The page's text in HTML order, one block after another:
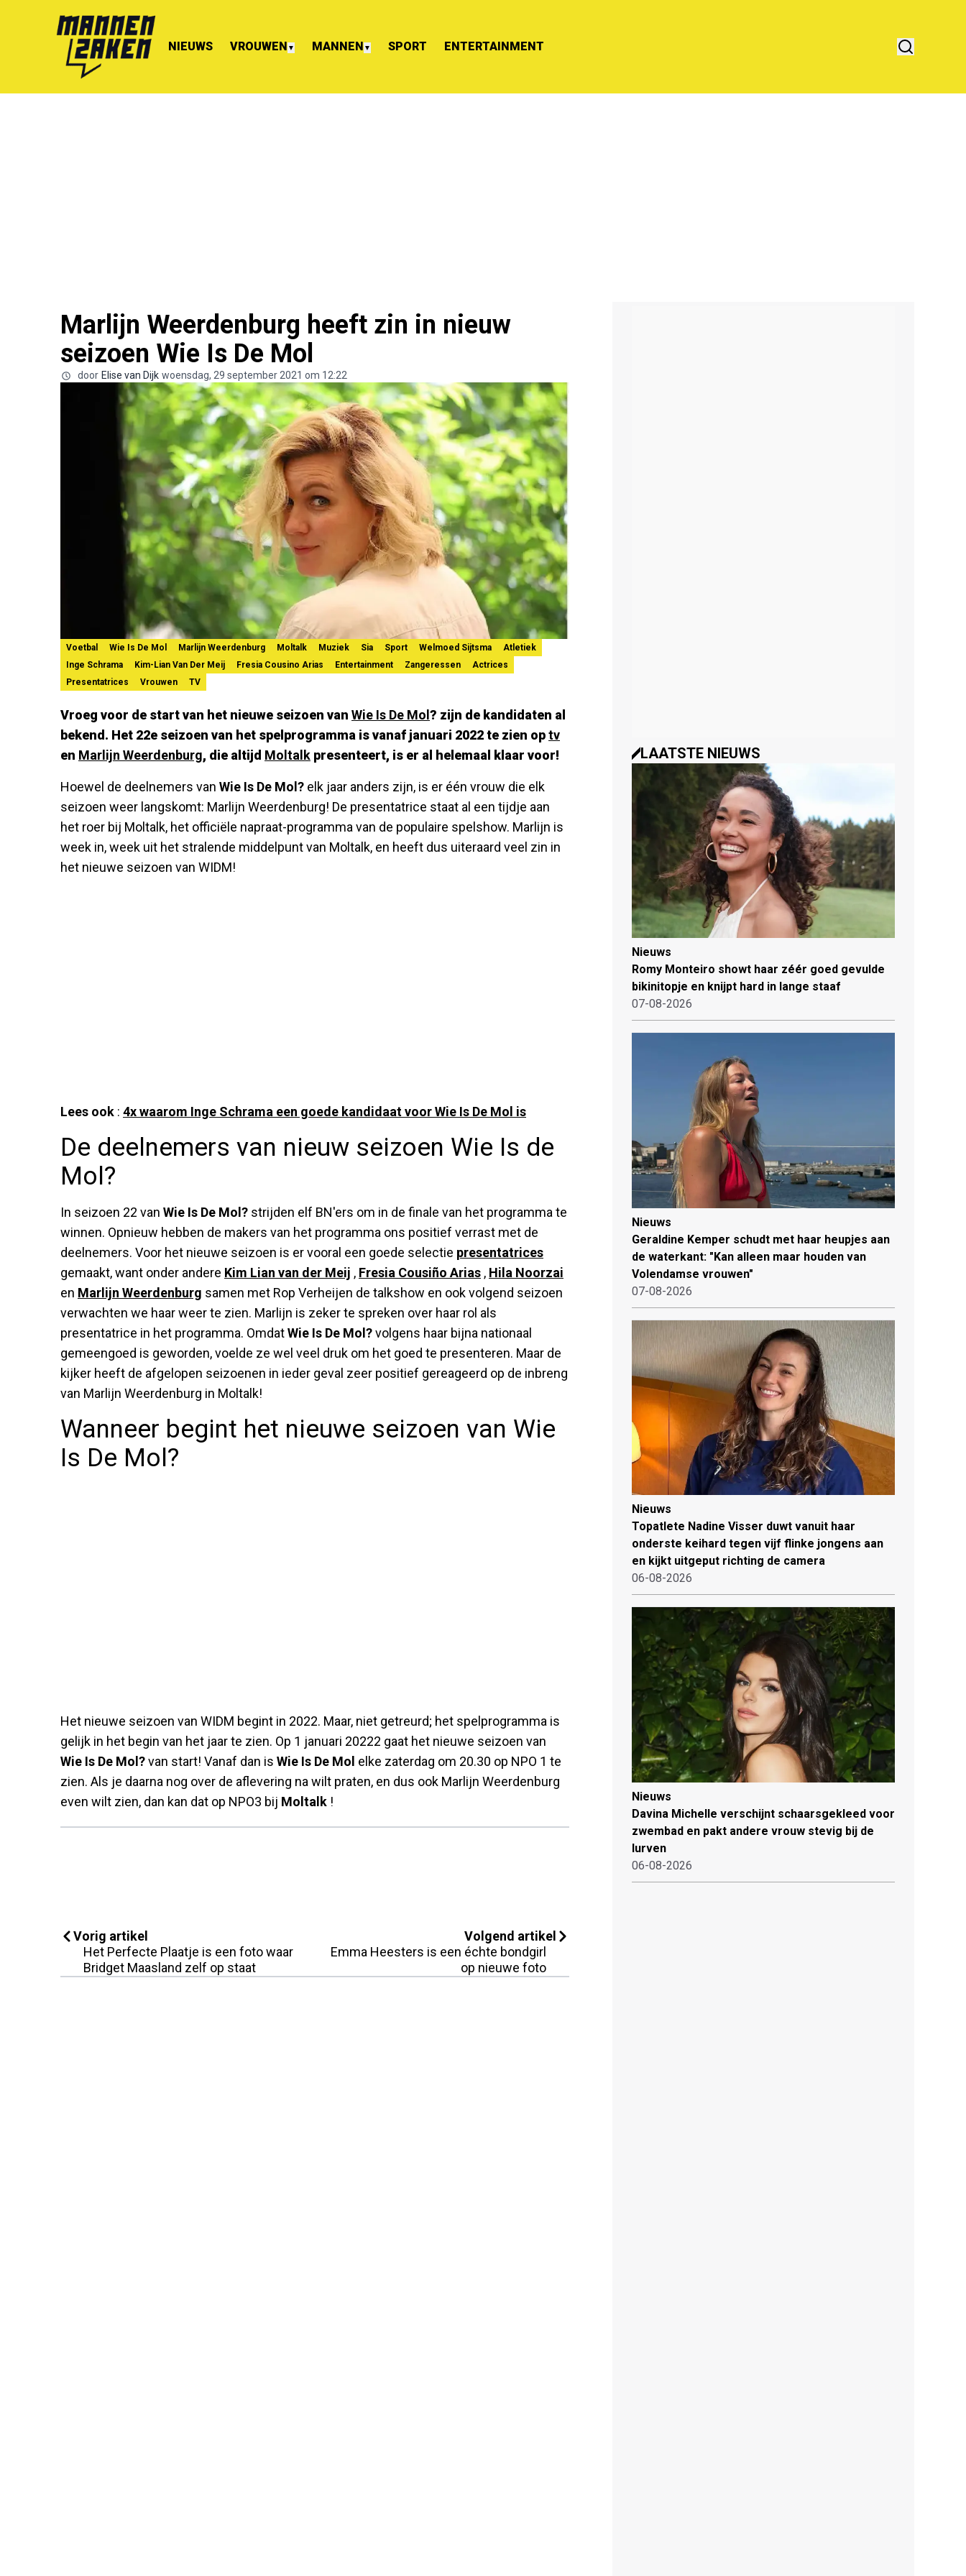
NIEUWS VROUWEN ▼ MANNEN ▼ SPORT ENTERTAINMENT
Marlijn Weerdenburg heeft zin in nieuw
seizoen Wie Is De Mol
door Elise van Dijk woensdag, 29 september 2021 om 12:22
Voetbal Wie Is De Mol Marlijn Weerdenburg Moltalk Muziek Sia Sport Welmoed Sijtsma
Atletiek
Inge Schrama
Kim-Lian Van Der Meij Fresia Cousino Arias Entertainment Zangeressen
Actrices
Presentatrices
Vrouwen TV
Vroeg voor de start van het nieuwe seizoen van Wie Is De Mol ? zijn de kandidaten al
bekend. Het 22e seizoen van het spelprogramma is vanaf januari 2022 te zien optv
en Marlijn Weerdenburg, die altijd Moltalk presenteert, is er al helemaal klaar voor!
Hoewel de deelnemers van Wie Is De Mol? elk jaar anders zijn, is er één vrouw die elk
seizoen weer langskomt: Marlijn Weerdenburg! De presentatrice staat al een tijdje aan
het roer bij Moltalk, het officiële napraat-programma van de populaire spelshow. Marlijn is
week in, week uit het stralende middelpunt van Moltalk, en heeft dus uiteraard veel zin in
het nieuwe seizoen van WIDM!
Lees ook : 4x waarom Inge Schrama een goede kandidaat voor Wie Is De Mol is
De deelnemers van nieuw seizoen Wie Is de
Mol?
In seizoen 22 van Wie Is De Mol? strijden elf BN'ers om in de finale van het programma te
winnen. Opnieuw hebben de makers van het programma ons positief verrast met de
deelnemers. Voor het nieuwe seizoen is er vooral een goede selectie presentatrices
gemaakt, want onder andere Kim Lian van der Meij , Fresia Cousiño Arias , Hila Noorzai
en Marlijn Weerdenburg samen met Rop Verheijen de talkshow en ook volgend seizoen
verwachten we haar weer te zien. Marlijn is zeker te spreken over haar rol als
presentatrice in het programma. OmdatWie Is De Mol?volgens haar bijna nationaal
gemeengoed is geworden, voelde ze wel veel druk om het goed te presenteren. Maar de
kijker heeft de afgelopen seizoenen in ieder geval zeer positief gereageerd op de inbreng
van Marlijn Weerdenburg in Moltalk!
Wanneer begint het nieuwe seizoen van Wie
Is De Mol?
Het nieuwe seizoen van WIDM begint in 2022. Maar, niet getreurd; het spelprogramma is
gelijk in het begin van het jaar te zien. Op 1 januari 20222 gaat het nieuwe seizoen van
Wie Is De Mol?van start! Vanaf dan is Wie Is De Mol elke zaterdag om 20.30 op NPO 1 te
zien. Als je daarna nog over de aflevering na wilt praten, en dus ook Marlijn Weerdenburg
even wilt zien, dan kan dat op NPO3 bij Moltalk !
Vorig artikel
Het Perfecte Plaatje is een foto waar
Bridget Maasland zelf op staat
Volgend artikel
Emma Heesters is een échte bondgirl
op nieuwe foto
LAATSTE NIEUWS
Nieuws
Romy Monteiro showt haar zéér goed gevulde
bikinitopje en knijpt hard in lange staaf
07-08-2026
Nieuws
Geraldine Kemper schudt met haar heupjes aan
de waterkant: "Kan alleen maar houden van
Volendamse vrouwen"
07-08-2026
Nieuws
Topatlete Nadine Visser duwt vanuit haar
onderste keihard tegen vijf flinke jongens aan
en kijkt uitgeput richting de camera
06-08-2026
Nieuws
Davina Michelle verschijnt schaarsgekleed voor
zwembad en pakt andere vrouw stevig bij de
lurven
06-08-2026